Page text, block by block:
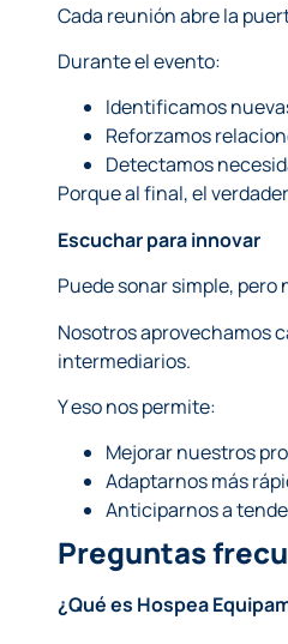
Cada reunión abre la
Durante el evento:
Identificamos
Reforzamos
Detectamos
Porque al final, el
Escuchar para innovar
Puede sonar simple, pero
Nosotros aprovechamos
intermediarios.
Y eso nos permite:
Mejorar nuestros
Adaptarnos más
Anticiparnos a
Preguntas
¿Qué es Hospea